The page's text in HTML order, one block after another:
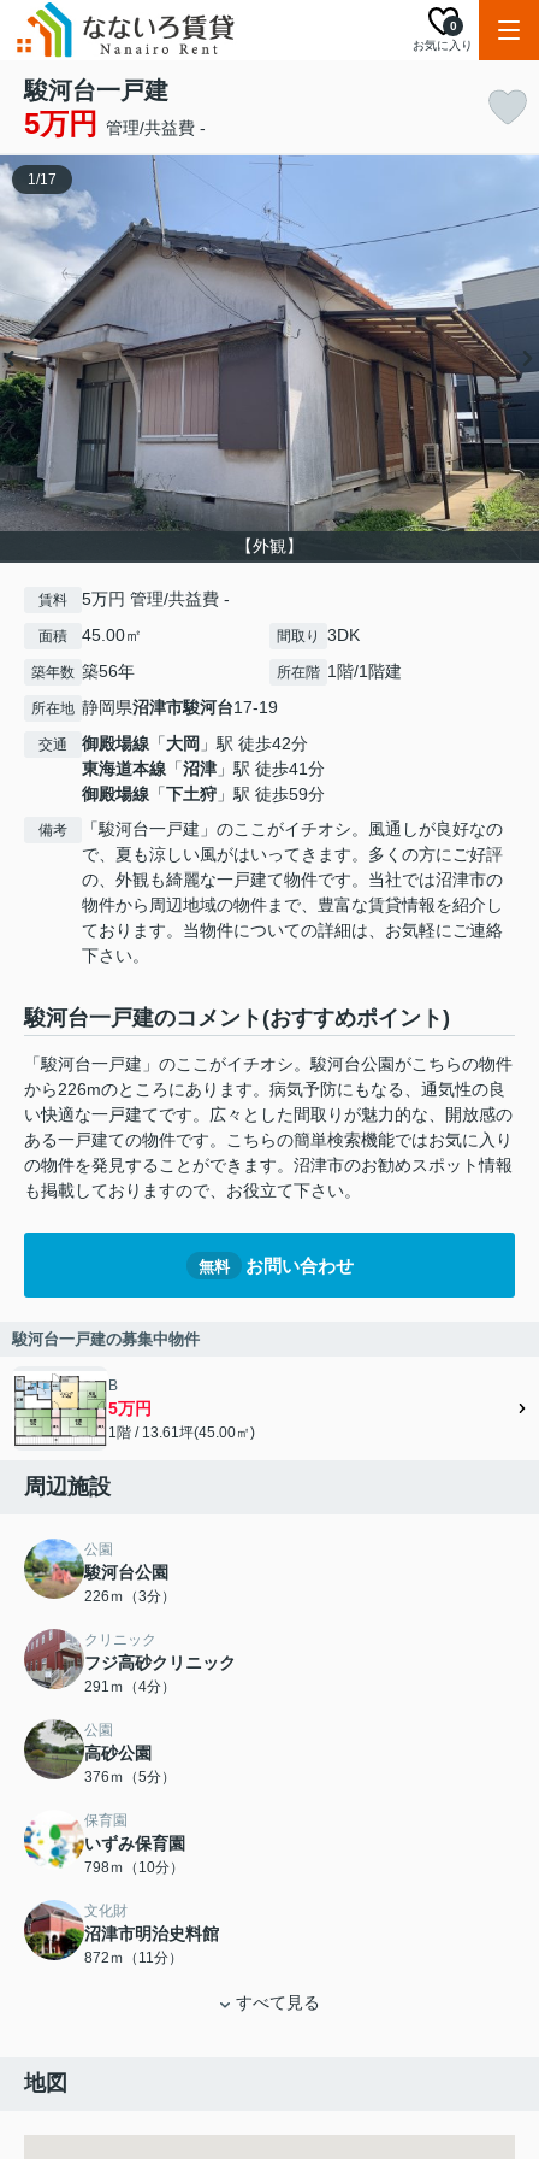
お気に入り
0
駿河台一戸建
5万円 管理/共益費 -
【外観】
1/17
賃料 5万円 管理/共益費 -
面積 45.00㎡ 間取り 3DK
築年数 築56年 所在階 1階/1階建
所在地 静岡県沼津市駿河台17-19
交通 御殿場線 「大岡 」駅 徒歩42分
東海道本線 「沼津 」駅 徒歩41分
御殿場線 「下土狩 」駅 徒歩59分
備考
「駿河台一戸建」のここがイチオシ。風通しが良好なの
で、夏も涼しい風がはいってきます。多くの方にご好評
の、外観も綺麗な一戸建て物件です。当社では沼津市の
物件から周辺地域の物件まで、豊富な賃貸情報を紹介し
ております。当物件についての詳細は、お気軽にご連絡
下さい。
駿河台一戸建のコメント(おすすめポイント)
「駿河台一戸建」のここがイチオシ。駿河台公園がこちらの物件
から226mのところにあります。病気予防にもなる、通気性の良
い快適な一戸建てです。広々とした間取りが魅力的な、開放感の
ある一戸建ての物件です。こちらの簡単検索機能ではお気に入り
の物件を発見することができます。沼津市のお勧めスポット情報
も掲載しておりますので、お役立て下さい。
無料 お問い合わせ
駿河台一戸建の募集中物件
B
5万円
1階 / 13.61坪(45.00㎡)
周辺施設
公園
駿河台公園
226ｍ（3分）
クリニック
フジ高砂クリニック
291ｍ（4分）
公園
高砂公園
376ｍ（5分）
保育園
いずみ保育園
798ｍ（10分）
文化財
沼津市明治史料館
872ｍ（11分）
すべて見る
地図